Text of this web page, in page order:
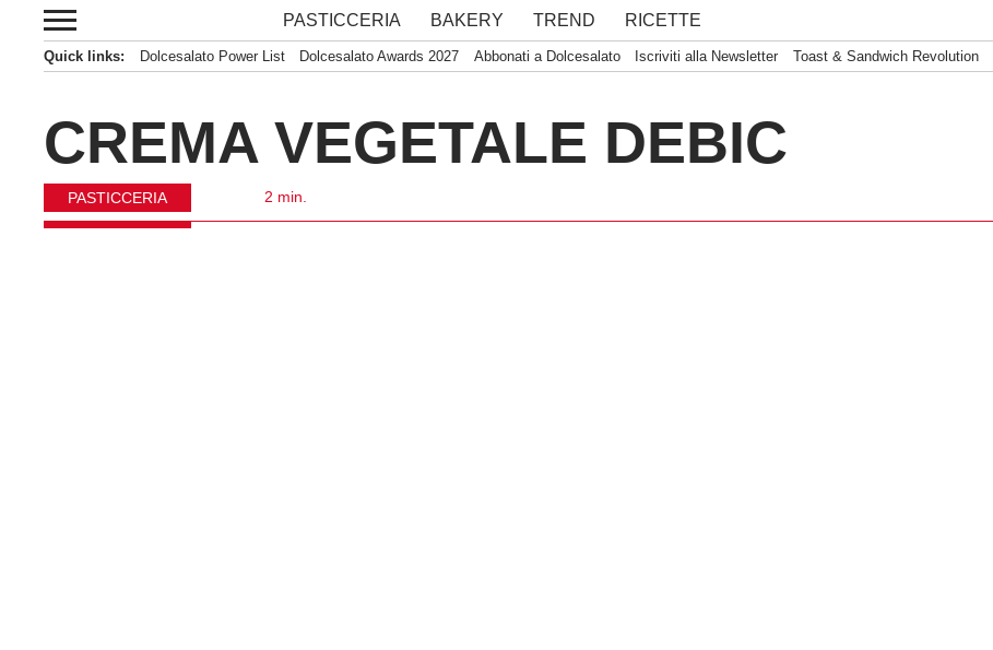
Passa
al
contenuto
PASTICCERIA BAKERY TREND RICETTE
Ricerca
per:
search
Quick links: Dolcesalato Power List Dolcesalato Awards 2027 Abbonati a Dolcesalato Iscriviti alla Newsletter Toast & Sandwich Revolution
CREMA VEGETALE DEBIC
PASTICCERIA 2 min.